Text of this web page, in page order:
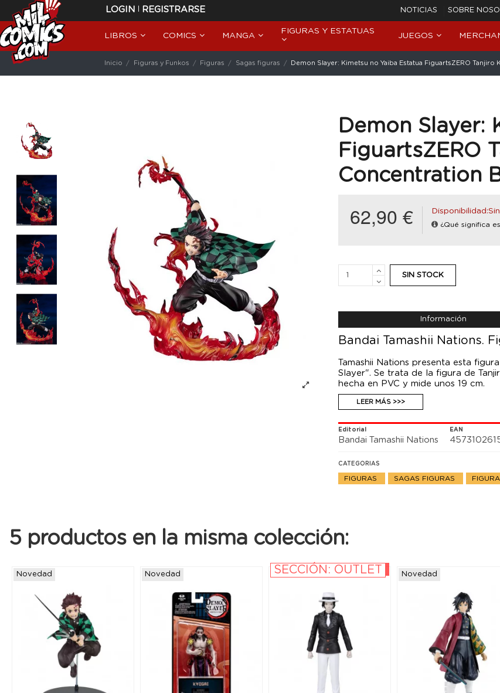
LOGIN | REGISTRARSE NOTICIAS SOBRE
LIBROS COMICS MANGA
FIGURAS Y ESTATUAS
JUEGOS
Inicio Figuras y Funkos Figuras Sagas figuras Demon Slayer: Kimetsu no Yaiba Estatua FiguartsZERO
Demon Slayer:
FiguartsZERO
Concentration
62,90 € ¿Qué significa
SIN STOCK
Información
Bandai Tamashii Nations.
Tamashii Nations presenta esta
Slayer". Se trata de la figura de
hecha en PVC y mide unos 19 cm.
LEER MÁS >>>
Editorial
Bandai Tamashii Nations
EAN
CATEGORIAS
FIGURAS SAGAS FIGURAS
5 productos en la misma colección:
Novedad Novedad
-10%
SECCIÓN: OUTLET Novedad